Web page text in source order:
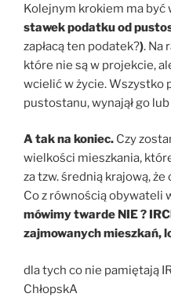
Kolejnym krokiem ma być
stawek podatku od
zapłacą ten podatek?). Na
które nie są w projekcie,
wcielić w życie. Wszystko
pustostanu, wynajął go lub
A tak na koniec. Czy
wielkości mieszkania,
za tzw. średnią krajową,
Co z równością obywateli
mówimy twarde NIE ?
zajmowanych mieszkań,
dla tych co nie pamiętają
ChłopskA